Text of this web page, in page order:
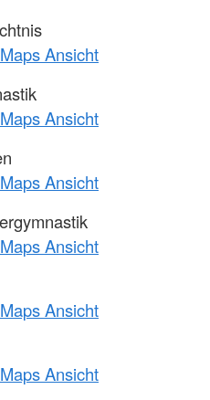
Ansicht
Ansicht
Ansicht
Ansicht
Ansicht
Ansicht